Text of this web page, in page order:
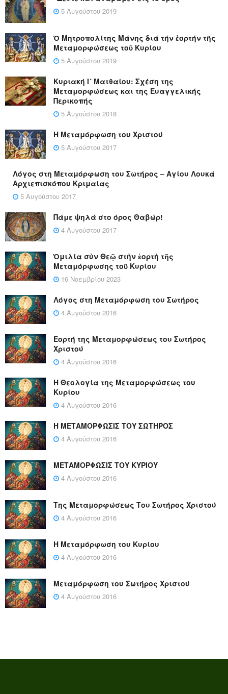
5 Αυγούστου 2019
Ὁ Μητροπολίτης Μάνης διά τήν ἑορτήν τῆς
Μεταμορφώσεως τοῦ Κυρίου
5 Αυγούστου 2019
Κυριακή Ι´ Ματθαίου: Σχέση της
Μεταμορφώσεως και της Ευαγγελικής
Περικοπής
5 Αυγούστου 2018
Η Μεταμόρφωση του Χριστού
5 Αυγούστου 2017
Λόγος στη Μεταμόρφωση του Σωτήρος – Αγίου Λουκά
Αρχιεπισκόπου Κριμαίας
5 Αυγούστου 2017
Πάμε ψηλά στο όρος Θαβώρ!
4 Αυγούστου 2017
Ὁμιλία σὺν Θεῷ στὴν ἑορτὴ τῆς
Μεταμόρφωσης τοῦ Κυρίου
16 Νοεμβρίου 2023
Λόγος στη Μεταμόρφωση του Σωτήρος
4 Αυγούστου 2016
Εορτή της Μεταμορφώσεως του Σωτήρος
Χριστού
4 Αυγούστου 2016
Η Θεολογία της Μεταμορφώσεως του
Κυρίου
4 Αυγούστου 2016
Η ΜΕΤΑΜΟΡΦΩΣΙΣ ΤΟΥ ΣΩΤΗΡΟΣ
4 Αυγούστου 2016
ΜΕΤΑΜΟΡΦΩΣΙΣ ΤΟΥ ΚΥΡΙΟΥ
4 Αυγούστου 2016
Της Μεταμορφώσεως Του Σωτήρος Χριστού
4 Αυγούστου 2016
Η Μεταμόρφωση του Κυρίου
4 Αυγούστου 2016
Μεταμόρφωση του Σωτήρος Χριστού
4 Αυγούστου 2016